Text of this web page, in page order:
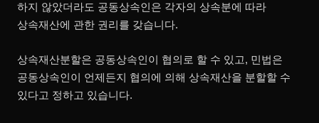
하지 않았더라도 공동상속인은 각자의 상속분에 따라
상속재산에 관한 권리를 갖습니다.
상속재산분할은 공동상속인이 협의로 할 수 있고, 민법은
공동상속인이 언제든지 협의에 의해 상속재산을 분할할 수
있다고 정하고 있습니다.